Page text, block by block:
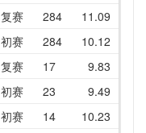
复赛 284 11.09
初赛
284 10.12
复赛 17 9.83
初赛
23 9.49
初赛 14 10.23